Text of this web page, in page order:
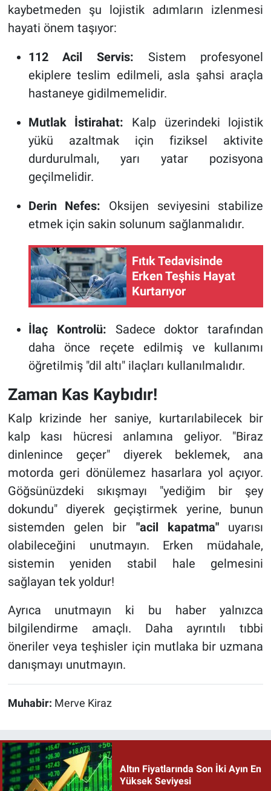
kaybetmeden şu lojistik adımların izlenmesi
hayati önem taşıyor:
112 Acil Servis: Sistem profesyonel
ekiplere teslim edilmeli, asla şahsi araçla
hastaneye gidilmemelidir.
Mutlak İstirahat: Kalp üzerindeki lojistik
yükü azaltmak için fiziksel aktivite
durdurulmalı, yarı yatar pozisyona
geçilmelidir.
Derin Nefes: Oksijen seviyesini stabilize
etmek için sakin solunum sağlanmalıdır.
Fıtık Tedavisinde
Erken Teşhis Hayat
Kurtarıyor
İlaç Kontrolü: Sadece doktor tarafından
daha önce reçete edilmiş ve kullanımı
öğretilmiş "dil altı" ilaçları kullanılmalıdır.
Zaman Kas Kaybıdır!
Kalp krizinde her saniye, kurtarılabilecek bir
kalp kası hücresi anlamına geliyor. "Biraz
dinlenince geçer" diyerek beklemek, ana
motorda geri dönülemez hasarlara yol açıyor.
Göğsünüzdeki sıkışmayı "yediğim bir şey
dokundu" diyerek geçiştirmek yerine, bunun
sistemden gelen bir "acil kapatma"uyarısı
olabileceğini unutmayın. Erken müdahale,
sistemin yeniden stabil hale gelmesini
sağlayan tek yoldur!
Ayrıca unutmayın ki bu haber yalnızca
bilgilendirme amaçlı. Daha ayrıntılı tıbbi
öneriler veya teşhisler için mutlaka bir uzmana
danışmayı unutmayın.
Muhabir: Merve Kiraz
Altın Fiyatlarında Son İki Ayın En
Yüksek Seviyesi